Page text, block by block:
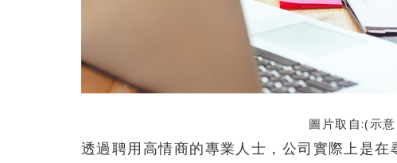
圖片取自:(示
透過聘用高情商的專業人士，公司實際上是在